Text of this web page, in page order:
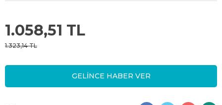
1.058,51 TL
1.323,14 TL
GELİNCE HABER VER